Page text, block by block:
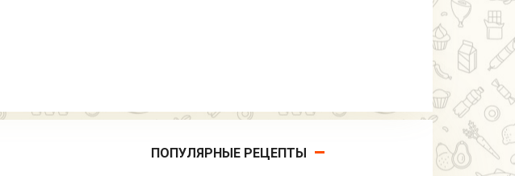
ПОПУЛЯРНЫЕ РЕЦЕПТЫ